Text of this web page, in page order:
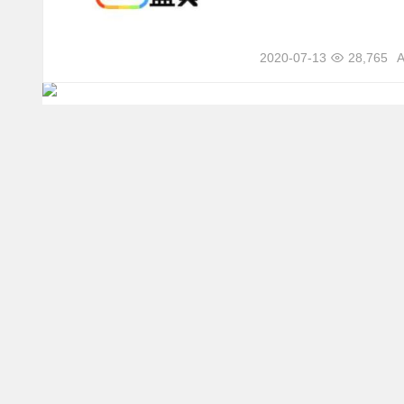
2020-07-13 28,765